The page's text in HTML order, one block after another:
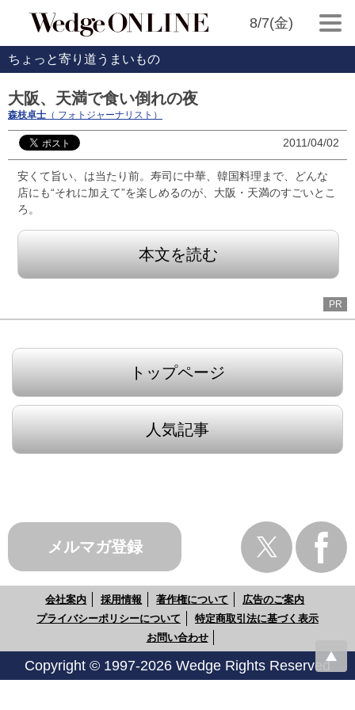
8/7(金)
ちょっと寄り道うまいもの
大阪、天満で食い倒れの夜
森枝卓士 （ フォトジャーナリスト）
2011/04/02
安くて旨い、は当たり前。寿司に中華、韓国料理まで、どんな
店にも“それに加えて”を楽しめるのが、大阪・天満のすごいとこ
ろ。
本文を読む
PR
トップページ
人気記事
メルマガ登録
会社案内 採用情報 著作権について
広告のご案内
プライバシーポリシーについて
特定商取引法に基づく表示
お問い合わせ
Copyright © 1997-2026 Wedge Rights Reserved